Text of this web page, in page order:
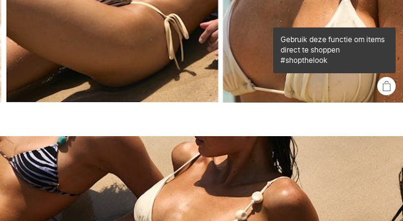
gebruik deze functie om items
direct te shoppen
#shopthelook
THE